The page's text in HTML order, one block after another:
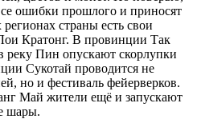
ошибки прошлого и приносят
страны есть свои
Кратонг. В провинции Так
реку Пин опускают скорлупки
Сукотай проводится не
но и фестиваль фейерверков.
Май жители ещё и запускают
шары.